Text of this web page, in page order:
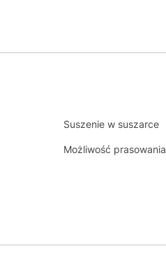
Suszenie w suszarce
Możliwość prasowania